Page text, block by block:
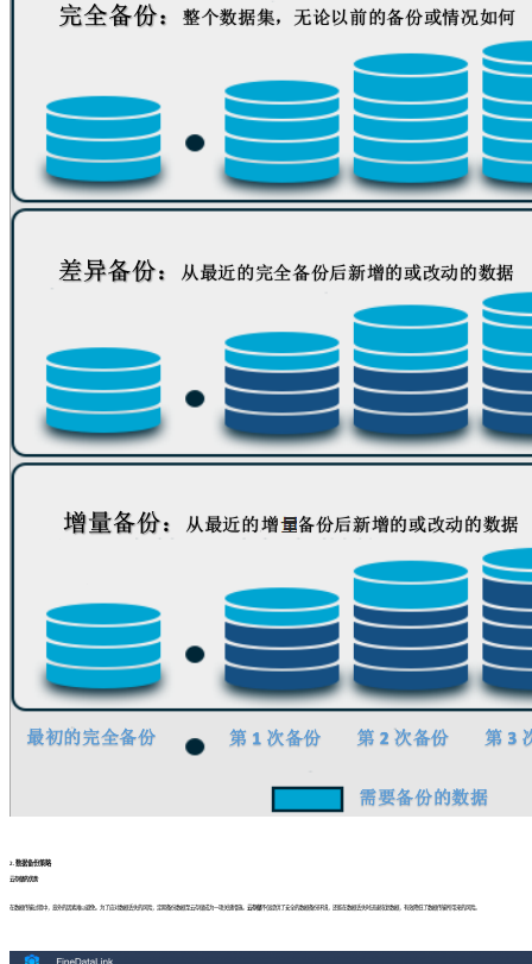
2. 数据备份策略
云存储的优势
在数据传输过程中，意外的因素难以避免。为了应对数据丢失的风险，定期备份数据至云存储成为一项关键措施。 云存储不仅提供了安全的数据备份环境，还能在数据丢失时迅速恢复数据，有效降低了数据传输所带来的风险。